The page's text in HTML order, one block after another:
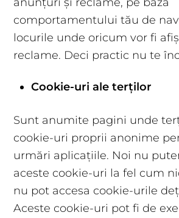
comportamentului tău de
locurile unde oricum vor fi
reclame. Deci practic nu te
Cookie-uri ale terților
Sunt anumite pagini unde
cookie-uri proprii anonime
urmări aplicațiile. Noi nu
aceste cookie-uri la fel cum
nu pot accesa cookie-urile
Aceste cookie-uri pot fi de